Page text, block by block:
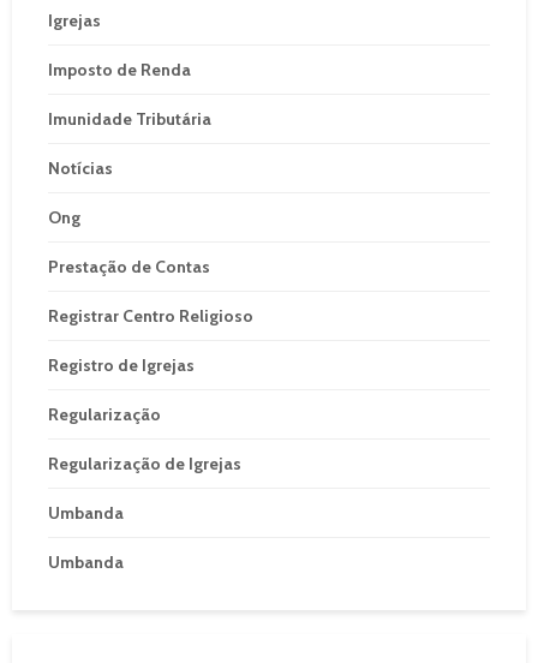
Igrejas
Imposto de Renda
Imunidade Tributária
Notícias
Ong
Prestação de Contas
Registrar Centro Religioso
Registro de Igrejas
Regularização
Regularização de Igrejas
Umbanda
Umbanda